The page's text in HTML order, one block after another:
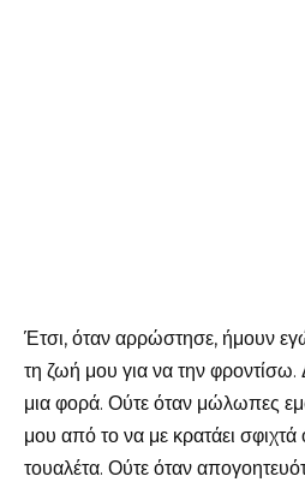
Έτσι, όταν αρρώστησε, ήμουν
τη ζωή μου για να την
μια φορά. Ούτε όταν μώλωπες
μου από το να με κρατάει
τουαλέτα. Ούτε όταν